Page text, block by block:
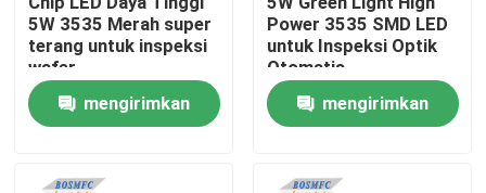
Rumah
Produk
5W 3535 Merah super
terang untuk inspeksi
wafer
mengirimkan
Power 3535 SMD LED
untuk Inspeksi Optik
Otomatis
mengirimkan